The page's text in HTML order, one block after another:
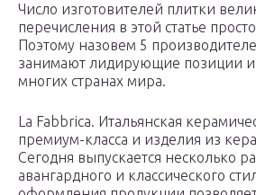
Число изготовителей плитки
перечисления в этой статье
Поэтому назовем 5
занимают лидирующие позиции и
многих странах мира.
La Fabbrica. Итальянская
премиум-класса и изделия из
Сегодня выпускается несколько
авангардного и классического